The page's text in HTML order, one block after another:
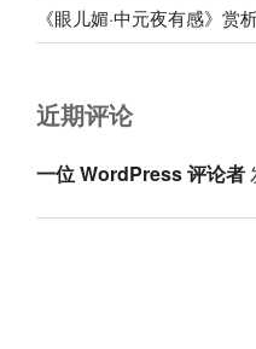
《眼儿媚·中元夜有感》赏
近期评论
一位 WordPress 评论者